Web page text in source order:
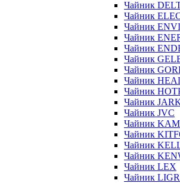
Чайник
Чайник
Чайник
Чайник
Чайник
Чайник
Чайник
Чайник
Чайник
Чайник
Чайник JVC
Чайник
Чайник
Чайник
Чайник
Чайник LEX
Чайник